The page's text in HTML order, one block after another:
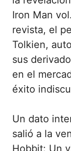
Iron Man
revista, el
Tolkien,
sus
en el
éxito
Un dato
salió a la
Hobbit: Un